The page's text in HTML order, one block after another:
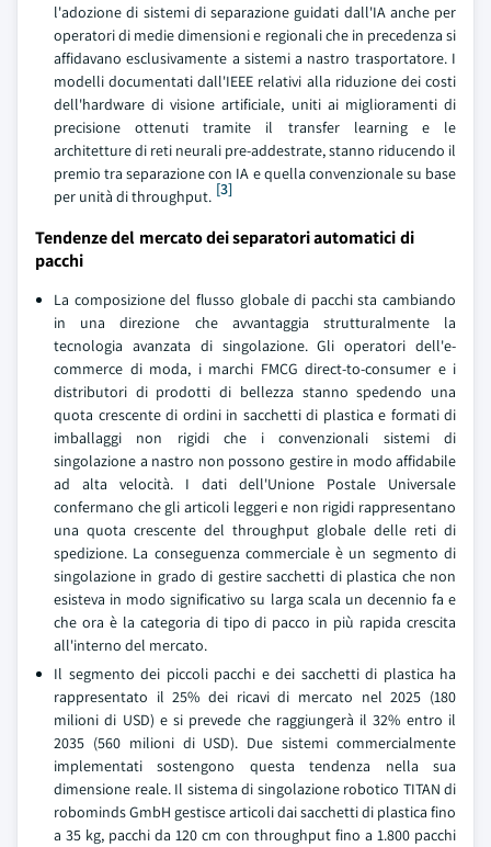
l'adozione di sistemi di separazione guidati dall'IA anche per
operatori di medie dimensioni e regionali che in precedenza si
affidavano esclusivamente a sistemi a nastro trasportatore. I
modelli documentati dall'IEEE relativi alla riduzione dei costi
dell'hardware di visione artificiale, uniti ai miglioramenti di
precisione ottenuti tramite il transfer learning e le
architetture di reti neurali pre-addestrate, stanno riducendo il
premio tra separazione con IA e quella convenzionale su base
per unità di throughput. [3]
Tendenze del mercato dei separatori automatici di
pacchi
La composizione del flusso globale di pacchi sta cambiando
in una direzione che avvantaggia strutturalmente la
tecnologia avanzata di singolazione. Gli operatori dell'e-
commerce di moda, i marchi FMCG direct-to-consumer e i
distributori di prodotti di bellezza stanno spedendo una
quota crescente di ordini in sacchetti di plastica e formati di
imballaggi non rigidi che i convenzionali sistemi di
singolazione a nastro non possono gestire in modo affidabile
ad alta velocità. I dati dell'Unione Postale Universale
confermano che gli articoli leggeri e non rigidi rappresentano
una quota crescente del throughput globale delle reti di
spedizione. La conseguenza commerciale è un segmento di
singolazione in grado di gestire sacchetti di plastica che non
esisteva in modo significativo su larga scala un decennio fa e
che ora è la categoria di tipo di pacco in più rapida crescita
all'interno del mercato.
Il segmento dei piccoli pacchi e dei sacchetti di plastica ha
rappresentato il 25% dei ricavi di mercato nel 2025 (180
milioni di USD) e si prevede che raggiungerà il 32% entro il
2035 (560 milioni di USD). Due sistemi commercialmente
implementati sostengono questa tendenza nella sua
dimensione reale. Il sistema di singolazione robotico TITAN di
robominds GmbH gestisce articoli dai sacchetti di plastica fino
a 35 kg, pacchi da 120 cm con throughput fino a 1.800 pacchi